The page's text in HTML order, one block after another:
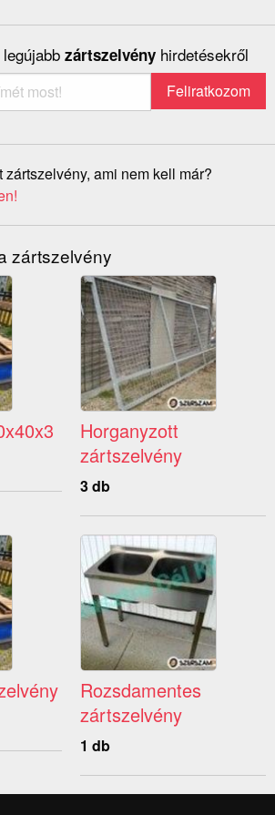
zártszelvény hirdetésekről
ami nem kell már?
zártszelvény
Horganyzott
zártszelvény
3 db
Rozsdamentes
zártszelvény
1 db